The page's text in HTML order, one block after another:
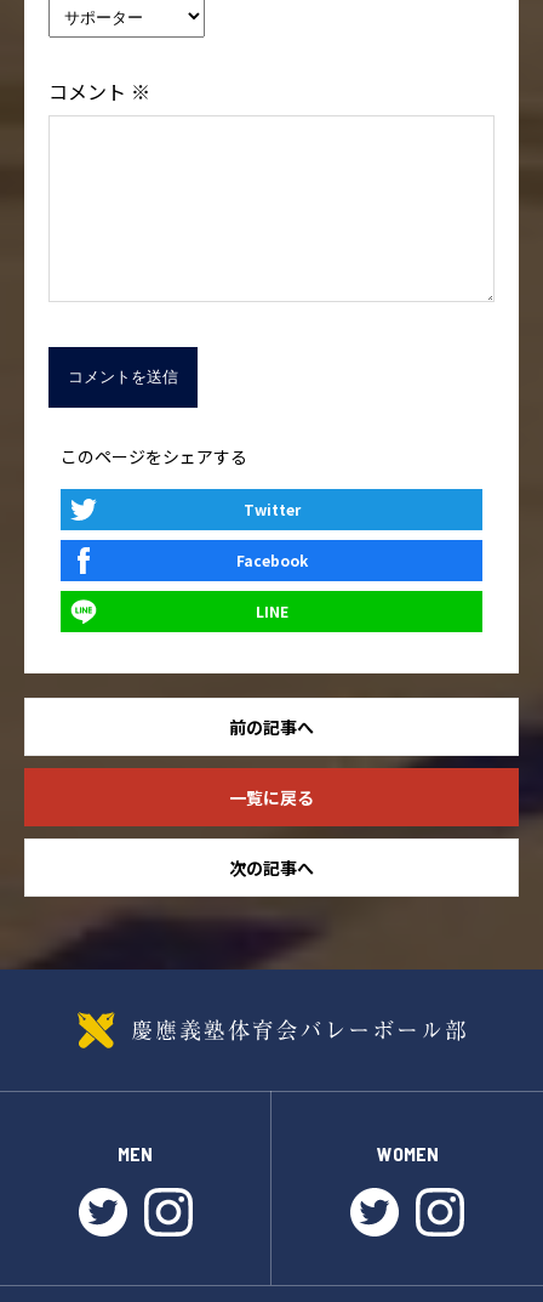
コメント ※
このページをシェアする
Twitter
Facebook
LINE
前の記事へ
一覧に戻る
次の記事へ
MEN
twitterinstagram
WOMEN
twitter